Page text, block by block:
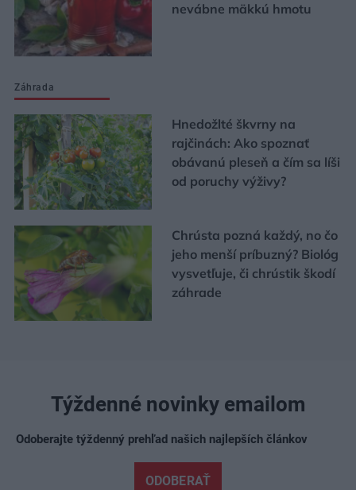
nevábne mäkkú hmotu
Záhrada
Hnedožlté škvrny na
rajčinách: Ako spoznať
obávanú pleseň a čím sa líši
od poruchy výživy?
Chrústa pozná každý, no čo
jeho menší príbuzný? Biológ
vysvetľuje, či chrústik škodí
záhrade
Týždenné novinky emailom
Odoberajte týždenný prehľad našich najlepších článkov
ODOBERAŤ